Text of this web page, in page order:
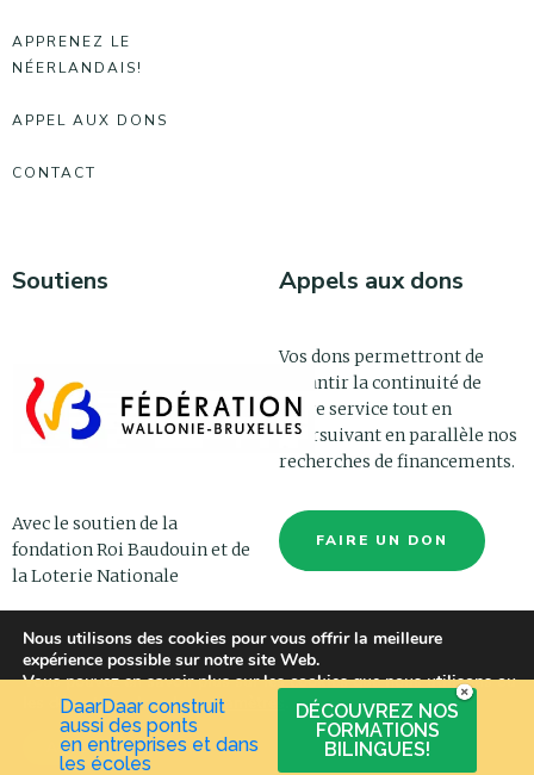
APPRENEZ LE
NÉERLANDAIS!
APPEL AUX DONS
CONTACT
Soutiens
Avec le soutien de la
fondation Roi Baudouin et de
la Loterie Nationale
Appels aux dons
Vos dons permettront de
garantir la continuité de
notre service tout en
poursuivant en parallèle nos
recherches de financements.
FAIRE UN DON
© DAARDAAR ASBL 2021 -MENTIONS LÉGALES-VIE PRIVÉE
DaarDaar construit
aussi des ponts
en entreprises et dans
les écoles
DÉCOUVREZ NOS
FORMATIONS
BILINGUES!
Nous utilisons des cookies pour vous offrir la meilleure
expérience possible sur notre site Web.
Vous pouvez en savoir plus sur les cookies que nous utilisons ou
les désactiver dans lesparamètres
Accepter